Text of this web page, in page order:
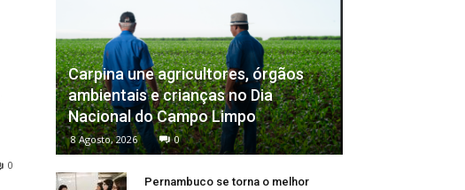
0
Carpina une agricultores, órgãos
ambientais e crianças no Dia
Nacional do Campo Limpo
8 Agosto, 2026 0
Pernambuco se torna o melhor